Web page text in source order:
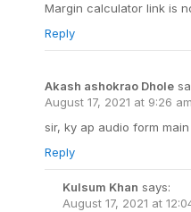
Margin calculator link is
Reply
Akash ashokrao Dhole
August 17, 2021 at 9:26 am
sir, ky ap audio form
Reply
Kulsum Khan says:
August 17, 2021 at